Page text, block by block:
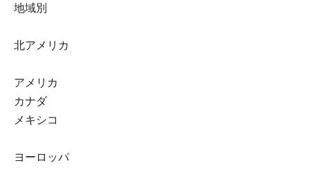
地域別
北アメリカ
アメリカ
カナダ
メキシコ
ヨーロッパ